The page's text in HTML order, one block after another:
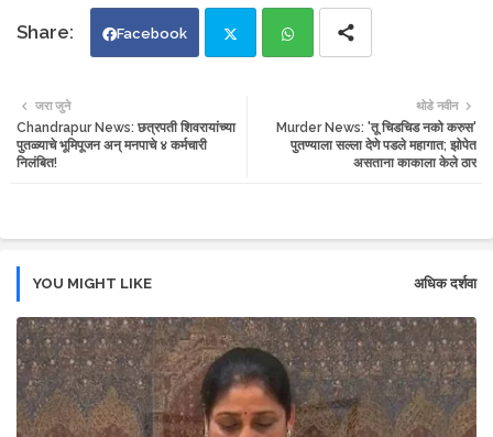
Facebook
tte ats
थोडे नवीन
Murder News: 'तू चिडचिड नको करुस'
पुतण्याला सल्ला देणे पडले महागात; झोपेत
असताना काकाला केले ठार
जरा जुने
Chandrapur News: छत्रपती शिवरायांच्या
पुतळ्याचे भूमिपूजन अन् मनपाचे ४ कर्मचारी
निलंबित!
YOU MIGHT LIKE अधिक दर्शवा